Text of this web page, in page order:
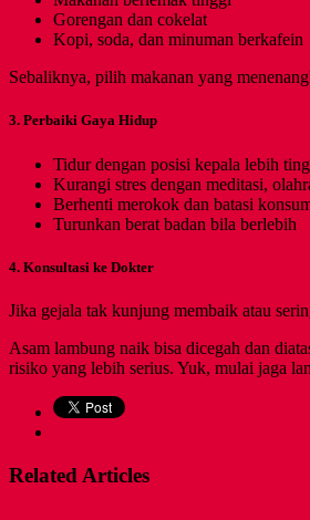
Gorengan dan cokelat
Kopi, soda, dan minuman berkafein
Sebaliknya, pilih makanan yang
3. Perbaiki Gaya Hidup
Tidur dengan posisi kepala lebih
Kurangi stres dengan meditasi,
Berhenti merokok dan batasi
Turunkan berat badan bila berlebih
4. Konsultasi ke Dokter
Jika gejala tak kunjung membaik atau
Asam lambung naik bisa dicegah dan
risiko yang lebih serius. Yuk, mulai jaga
Related Articles